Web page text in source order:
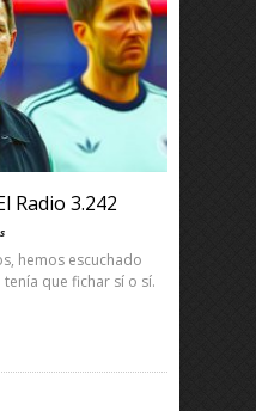
Radio 3.242
hemos escuchado
que fichar sí o sí.